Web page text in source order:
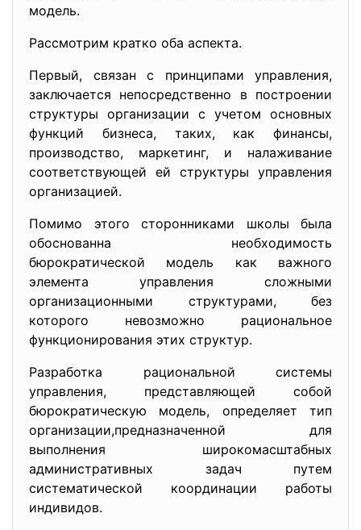
модель.
Рассмотрим кратко оба аспекта.
Первый, связан с принципами управления,
заключается непосредственно в построении
структуры организации с учетом основных
функций бизнеса, таких, как финансы,
производство, маркетинг, и налаживание
соответствующей ей структуры управления
организацией.
Помимо этого сторонниками школы была
обоснованна необходимость
бюрократической модель как важного
элемента управления сложными
организационными структурами, без
которого невозможно рациональное
функционирования этих структур.
Разработка рациональной системы
управления, представляющей собой
бюрократическую модель, определяет тип
организации,предназначенной для
выполнения широкомасштабных
административных задач путем
систематической координации работы
индивидов.